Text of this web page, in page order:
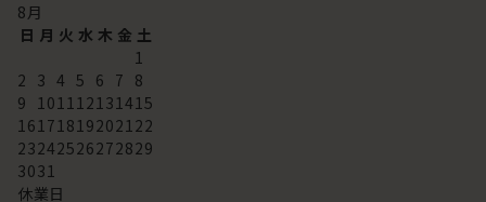
8月
日 月 火 水 木 金 土
1
2 3 4 5 6 7 8
9 101112131415
16171819202122
23242526272829
3031
休業日